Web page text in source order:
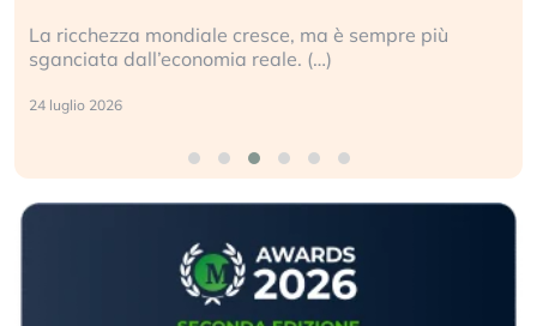
La ricchezza mondiale cresce, ma è sempre più
sganciata dall’economia reale. (…)
24 luglio 2026